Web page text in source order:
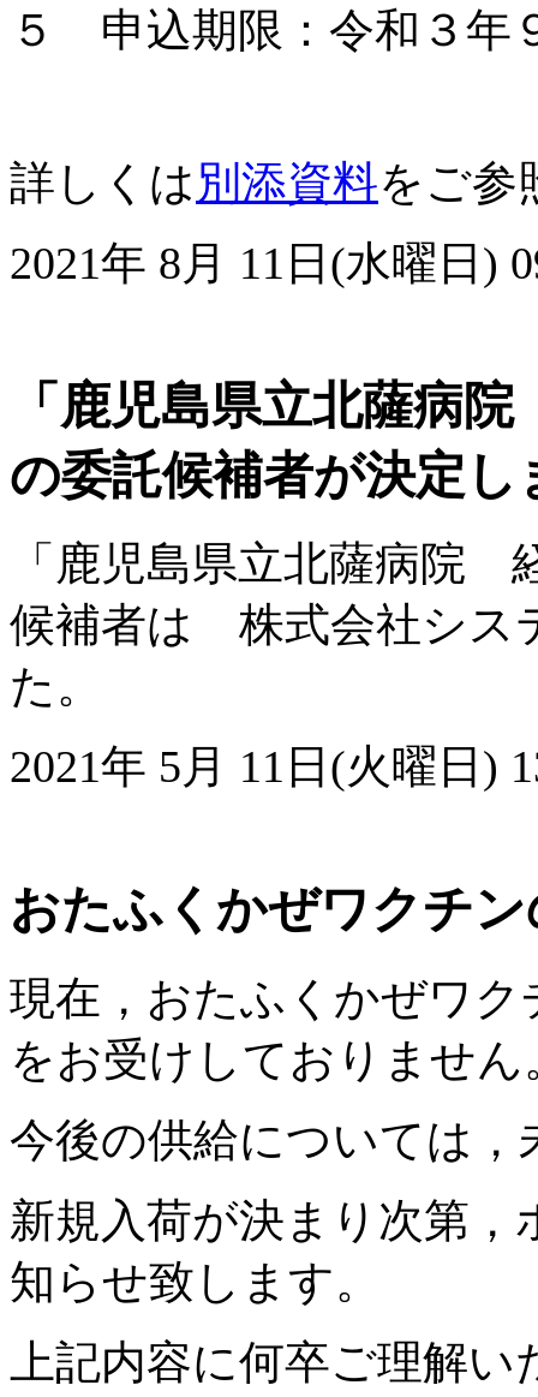
５ 申込期限：令和３年
詳しくは別添資料をご参
2021年 8月 11日(水曜日)
「鹿児島県立北薩病
の委託候補者が決定し
「鹿児島県立北薩病院
候補者は 株式会社シス
た。
2021年 5月 11日(火曜日)
おたふくかぜワクチ
現在，おたふくかぜワ
をお受けしておりません
今後の供給については，
新規入荷が決まり次第
知らせ致します。
上記内容に何卒ご理解